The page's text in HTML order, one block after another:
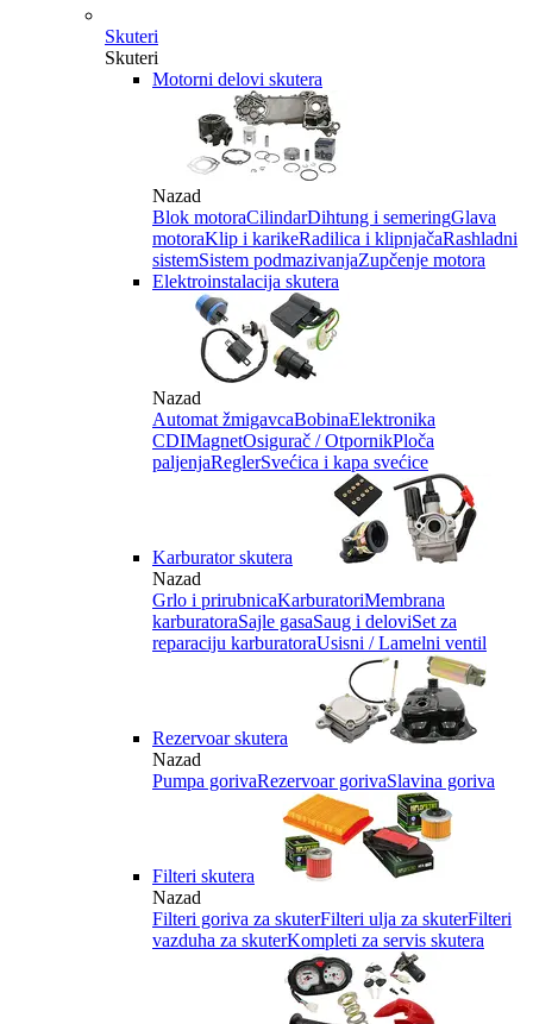
Skuteri
Skuteri
Motorni delovi skutera
Nazad
Blok motoraCilindarDihtung i semeringGlava
motoraKlip i karikeRadilica i klipnjačaRashladni
sistemSistem podmazivanjaZupčenje motora
Elektroinstalacija skutera
Nazad
Automat žmigavcaBobinaElektronika
CDIMagnetOsigurač / OtpornikPloča
paljenjaReglerSvećica i kapa svećice
Karburator skutera
Nazad
Grlo i prirubnicaKarburatoriMembrana
karburatoraSajle gasaSaug i deloviSet za
reparaciju karburatoraUsisni / Lamelni ventil
Rezervoar skutera
Nazad
Pumpa gorivaRezervoar gorivaSlavina goriva
Filteri skutera
Nazad
Filteri goriva za skuterFilteri ulja za skuterFilteri
vazduha za skuterKompleti za servis skutera